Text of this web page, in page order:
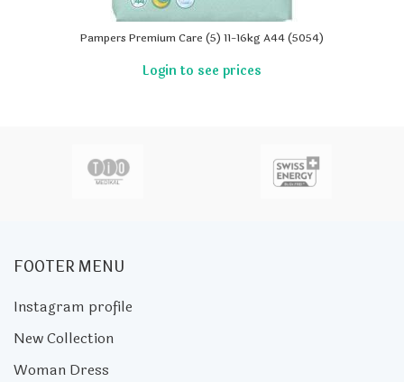
Pampers Premium Care (5) 11-16kg A44 (5054)
FOOTER MENU
Instagram profile
New Collection
Woman Dress